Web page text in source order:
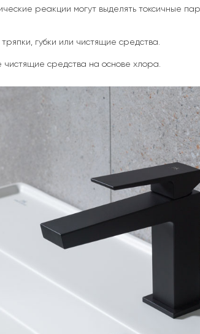
реакции могут выделять токсичные
губки или чистящие средства.
чистящие средства на основе хлора.